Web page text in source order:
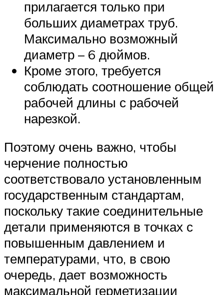
прилагается только при
больших диаметрах труб.
Максимально возможный
диаметр – 6 дюймов.
Кроме этого, требуется
соблюдать соотношение общей
рабочей длины с рабочей
нарезкой.
Поэтому очень важно, чтобы
черчение полностью
соответствовало установленным
государственным стандартам,
поскольку такие соединительные
детали применяются в точках с
повышенным давлением и
температурами, что, в свою
очередь, дает возможность
максимальной герметизации